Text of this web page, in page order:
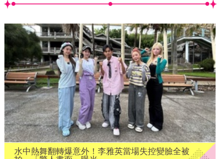
水中熱舞翻轉爆意外！李雅英當場失控變臉全被